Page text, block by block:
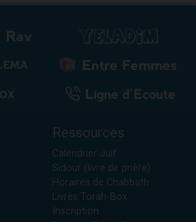
Ressources
Calendrier Juif
Sidour (livre de prière)
Horaires de Chabbath
Livres Torah-Box
Inscription